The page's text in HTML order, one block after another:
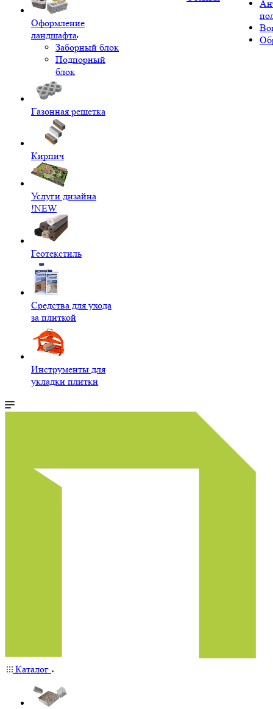
Оформление
ландшафта
Заборный блок
Подпорный
блок
Газонная решетка
Кирпич
Услуги дизайна
!NEW
Геотекстиль
Средства для ухода
за плиткой
Инструменты для
укладки плитки
Каталог